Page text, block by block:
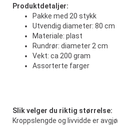
Produktdetaljer:
Pakke med 20 stykk
Utvendig diameter: 80 cm
Materiale: plast
Rundrør: diameter 2 cm
Vekt: ca 200 gram
Assorterte farger
Slik velger du riktig størrelse:
Kroppslengde og livvidde er